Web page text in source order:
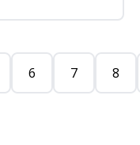
6 7 8